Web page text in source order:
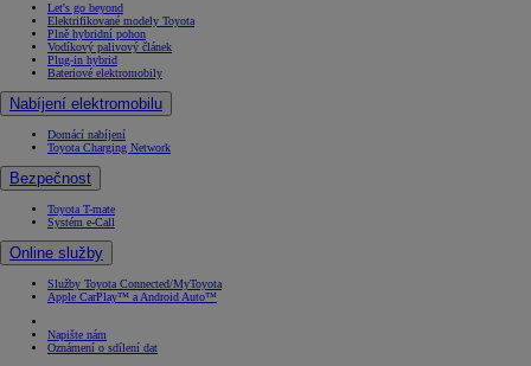
Let's go beyond
Elektrifikované modely Toyota
Plně hybridní pohon
Vodíkový palivový článek
Plug-in hybrid
Bateriové elektromobily
Nabíjení elektromobilu
Domácí nabíjení
Toyota Charging Network
Bezpečnost
Toyota T-mate
Systém e-Call
Online služby
Služby Toyota Connected/MyToyota
Apple CarPlay™ a Android Auto™
Napište nám
Oznámení o sdílení dat